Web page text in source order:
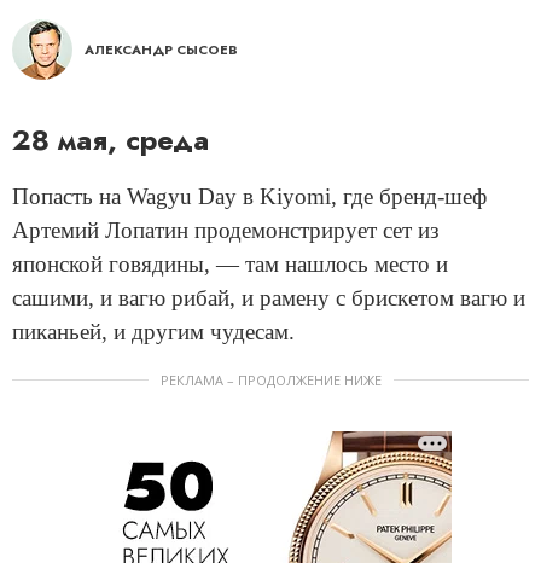
АЛЕКСАНДР СЫСОЕВ
28 мая, среда
Попасть на Wagyu Day в Kiyomi, где бренд-шеф
Артемий Лопатин продемонстрирует сет из
японской говядины, — там нашлось место и
сашими, и вагю рибай, и рамену с брискетом вагю и
пиканьей, и другим чудесам.
РЕКЛАМА – ПРОДОЛЖЕНИЕ НИЖЕ